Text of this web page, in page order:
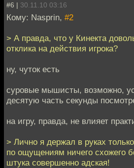
#6 | 30.11.10 03:16
Кому: Nasprin, #2
> А правда, что у Кинекта
отклика на действия игрока?
ну, чуток есть
суровые мышисты, возможно,
десятую часть секунды
на игру, правда, не влияет
> Лично я держал в руках
по ощущениям ничего схожего
штука совершенно адская!